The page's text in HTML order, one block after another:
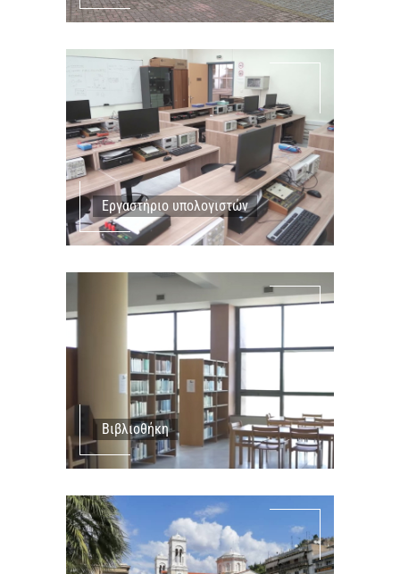
Εργαστήριο υπολογιστών
Βιβλιοθήκη